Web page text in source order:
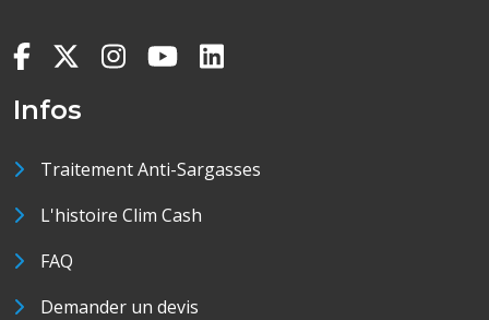
Infos
Traitement Anti-Sargasses
L'histoire Clim Cash
FAQ
Demander un devis